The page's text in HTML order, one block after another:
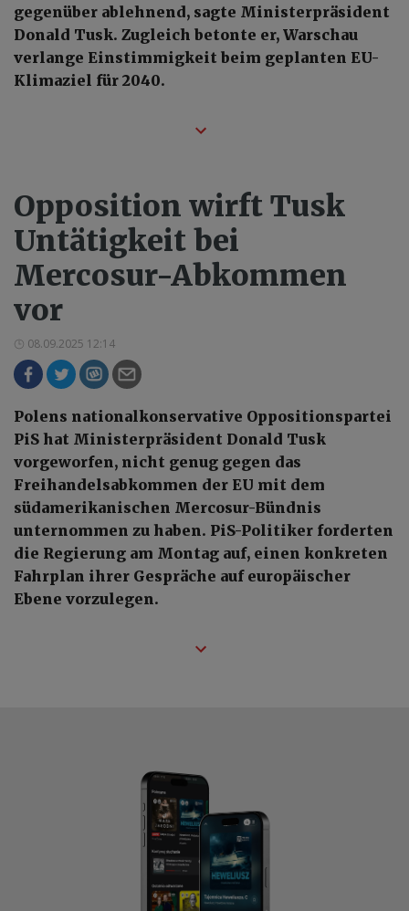
gegenüber ablehnend, sagte Ministerpräsident
Donald Tusk. Zugleich betonte er, Warschau
verlange Einstimmigkeit beim geplanten EU-
Klimaziel für 2040.
Opposition wirft Tusk
Untätigkeit bei
Mercosur-Abkommen
vor
08.09.2025 12:14
Polens nationalkonservative Oppositionspartei
PiS hat Ministerpräsident Donald Tusk
vorgeworfen, nicht genug gegen das
Freihandelsabkommen der EU mit dem
südamerikanischen Mercosur-Bündnis
unternommen zu haben. PiS-Politiker forderten
die Regierung am Montag auf, einen konkreten
Fahrplan ihrer Gespräche auf europäischer
Ebene vorzulegen.